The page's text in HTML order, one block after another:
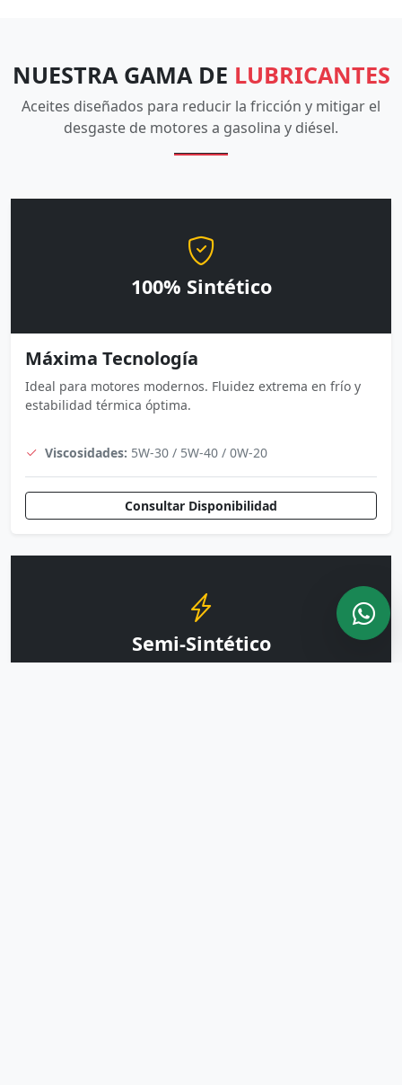
NUESTRA GAMA DE LUBRICANTES
Aceites diseñados para reducir la fricción y mitigar el
desgaste de motores a gasolina y diésel.
100% Sintético
Máxima Tecnología
Ideal para motores modernos. Fluidez extrema en frío y
estabilidad térmica óptima.
Viscosidades: 5W-30 / 5W-40 / 0W-20
Consultar Disponibilidad
Semi-Sintético